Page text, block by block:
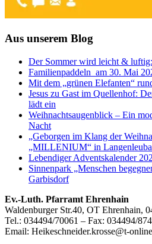
Aus unserem Blog
Der Sommer wird leicht &
Familienpaddeln am 30. Mai
Mit dem „grünen Elefanten“
Jesus zu Gast im Quellenhof:
lädt ein
Weihnachtsaugenblick – Ein
Nacht
„Geborgen im Klang der
„MILLENIUM“ in
Lebendiger Adventskalender
Sinnenpark „Menschen
Garbisdorf
Footer
Inhalt
Ev.-Luth. Pfarramt Ehrenhain
Waldenburger Str.40, OT Ehrenhain,
Tel.: 034494/70061 – Fax: 034494/
Email: Heikeschneider.krosse@t-